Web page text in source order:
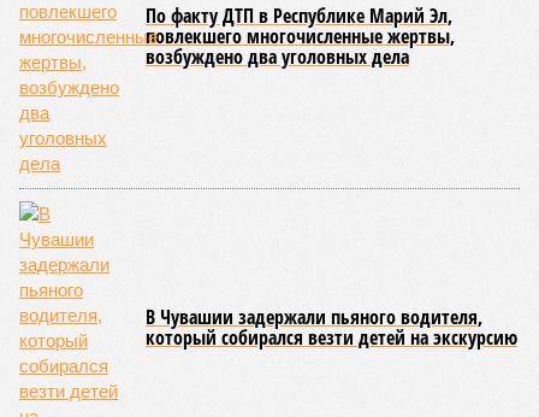
По факту ДТП в Республике Марий Эл,
повлекшего многочисленные жертвы,
возбуждено два уголовных дела
В Чувашии задержали пьяного водителя,
который собирался везти детей на экскурсию